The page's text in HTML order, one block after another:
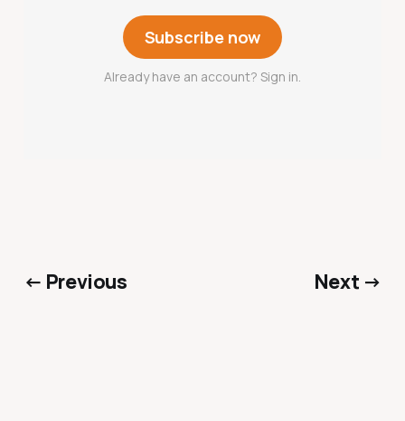
Subscribe now
Already have an account? Sign in.
← Previous Next →